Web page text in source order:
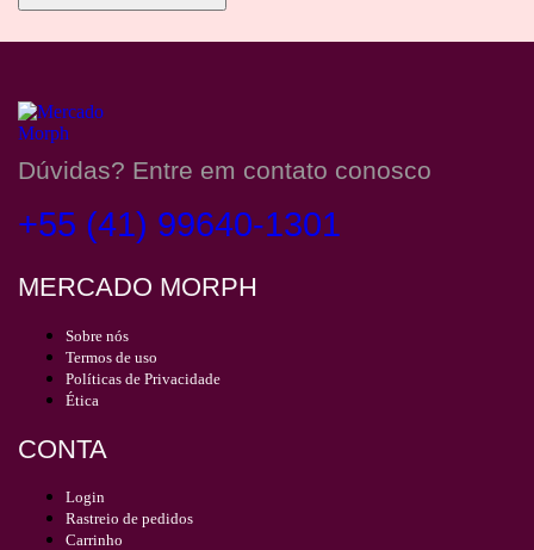
Dúvidas? Entre em contato conosco
+55 (41) 99640-1301
MERCADO MORPH
Sobre nós
Termos de uso
Políticas de Privacidade
Ética
CONTA
Login
Rastreio de pedidos
Carrinho